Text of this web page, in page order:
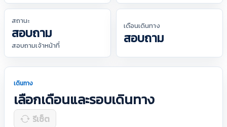
สถานะ
สอบถาม
สอบถามเจ้าหน้าที่
เดือนเดินทาง
สอบถาม
เดินทาง
เลือกเดือนและรอบเดินทาง
รีเซ็ต